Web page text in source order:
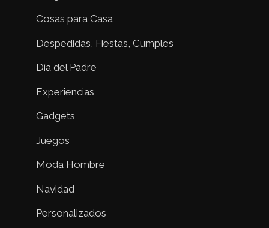
Cosas para Casa
Despedidas, Fiestas, Cumples
Día del Padre
Experiencias
Gadgets
Juegos
Moda Hombre
Navidad
Personalizados